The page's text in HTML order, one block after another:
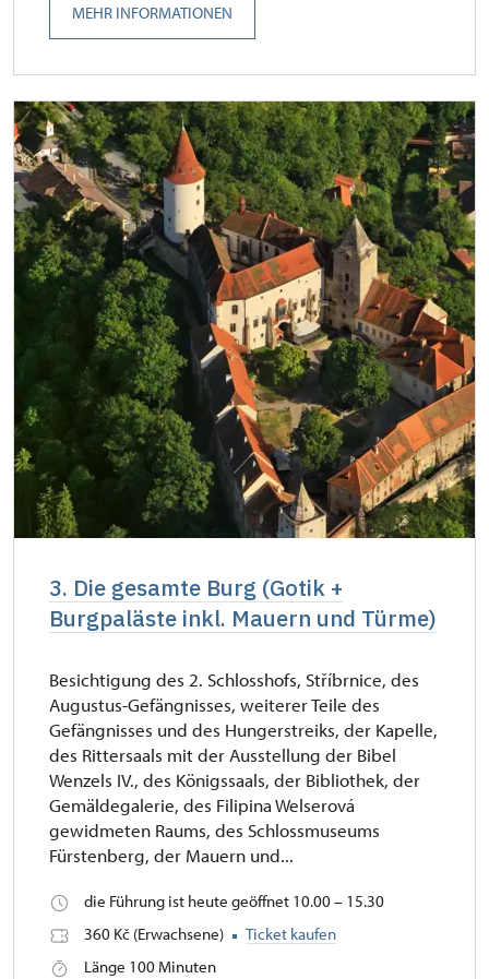
MEHR INFORMATIONEN
3. Die gesamte Burg (Gotik +
Burgpaläste inkl. Mauern und Türme)
Besichtigung des 2. Schlosshofs, Stříbrnice, des
Augustus-Gefängnisses, weiterer Teile des
Gefängnisses und des Hungerstreiks, der Kapelle,
des Rittersaals mit der Ausstellung der Bibel
Wenzels IV., des Königssaals, der Bibliothek, der
Gemäldegalerie, des Filipina Welserová
gewidmeten Raums, des Schlossmuseums
Fürstenberg, der Mauern und...
die Führung ist heute geöffnet 10.00 – 15.30
360 Kč (Erwachsene)
Ticket kaufen
Länge 100 Minuten